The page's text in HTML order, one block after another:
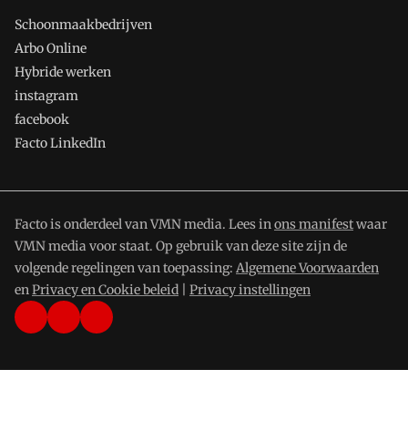
Schoonmaakbedrijven
Arbo Online
Hybride werken
instagram
facebook
Facto LinkedIn
Facto is onderdeel van VMN media. Lees inons manifestwaar
VMN media voor staat. Op gebruik van deze site zijn de
volgende regelingen van toepassing: Algemene Voorwaarden
enPrivacy en Cookie beleid Privacy instellingen